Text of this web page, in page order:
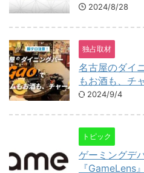
2024/8/28
独占取材
名古屋のダイ
もお酒も、チ
2024/9/4
トピック
ゲーミングデ
『GameLens